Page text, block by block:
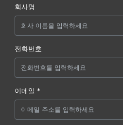
회사명
전화번호
이메일 *